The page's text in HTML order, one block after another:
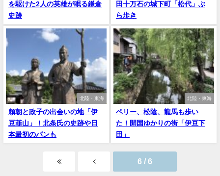
を駆けた2人の英雄が眠る鎌倉
史跡
田十万石の城下町「松代」ぶ
ら歩き
北陸・東海
頼朝と政子の出会いの地「伊
豆韮山」！北条氏の史跡や日
本最初のパンも
北陸・東海
ペリー、松陰、龍馬も歩い
た！開国ゆかりの街「伊豆下
田」
6 / 6